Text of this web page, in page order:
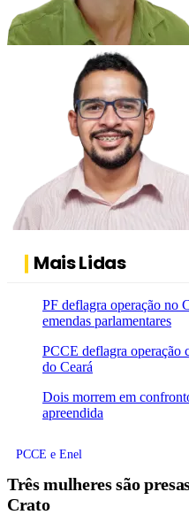
Mais Lidas
PF deflagra operação no
emendas parlamentares
PCCE deflagra operação
do Ceará
Dois morrem em
apreendida
PCCE e Enel
Três mulheres são
Crato